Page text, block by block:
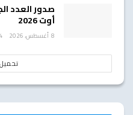
صدور العدد
أوت 2026
8 أغسطس، 2026